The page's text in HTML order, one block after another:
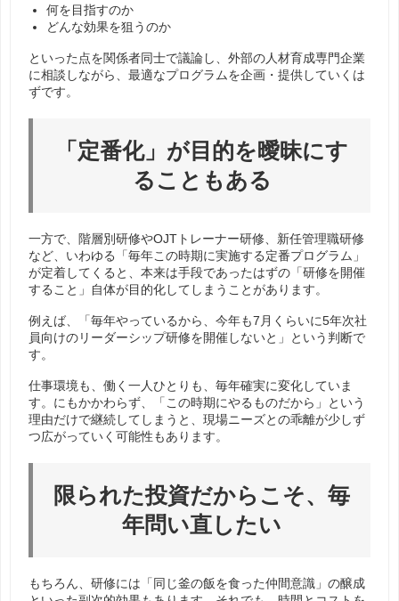
何を目指すのか
どんな効果を狙うのか
といった点を関係者同士で議論し、外部の人材育成専門企業
に相談しながら、最適なプログラムを企画・提供していくは
ずです。
「定番化」が目的を曖昧にす
ることもある
一方で、階層別研修やOJTトレーナー研修、新任管理職研修
など、いわゆる「毎年この時期に実施する定番プログラム」
が定着してくると、本来は手段であったはずの「研修を開催
すること」自体が目的化してしまうことがあります。
例えば、「毎年やっているから、今年も7月くらいに5年次社
員向けのリーダーシップ研修を開催しないと」という判断で
す。
仕事環境も、働く一人ひとりも、毎年確実に変化していま
す。にもかかわらず、「この時期にやるものだから」という
理由だけで継続してしまうと、現場ニーズとの乖離が少しず
つ広がっていく可能性もあります。
限られた投資だからこそ、毎
年問い直したい
もちろん、研修には「同じ釜の飯を食った仲間意識」の醸成